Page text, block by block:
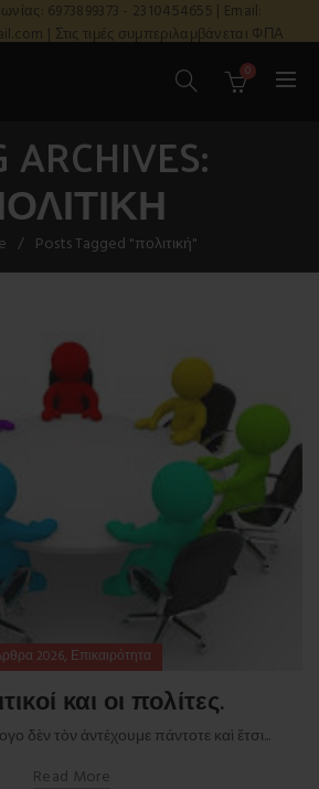
6973899373 - 2310454655 | Email:
| Στις τιμές συμπεριλαμβάνεται ΦΠΑ
0
ARCHIVES:
Posts Tagged "πολιτική"
2026, Επικαιρότητα
και οι πολίτες.
δὲν τὸν ἀντέχουμε πάντοτε καὶ ἔτσι...
Read More